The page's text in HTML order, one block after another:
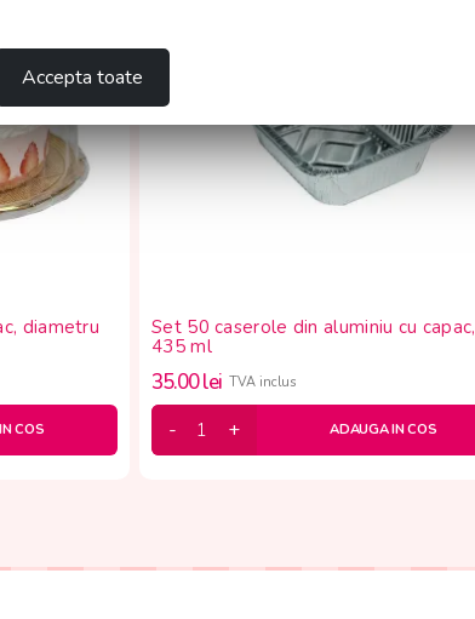
diametru
COS
Set 50 caserole din aluminiu cu capac,
435 ml
35.00lei TVA inclus
ADAUGA IN COS
Accepta toate